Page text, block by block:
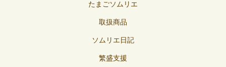
たまごソムリエ
取扱商品
ソムリエ日記
繁盛支援